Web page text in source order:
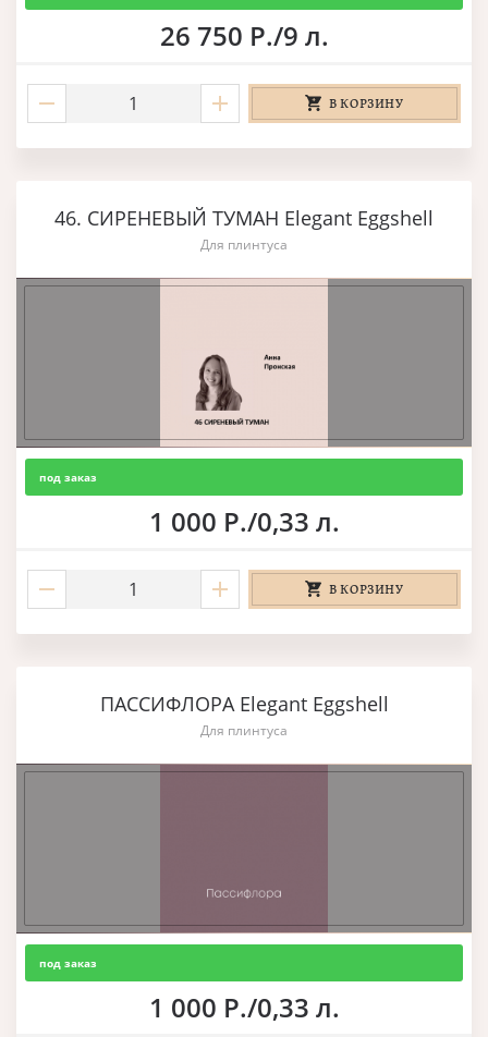
26 750 Р./9 л.
В КОРЗИНУ
46. СИРЕНЕВЫЙ ТУМАН Elegant Eggshell
Для плинтуса
под заказ
1 000 Р./0,33 л.
В КОРЗИНУ
ПАССИФЛОРА Elegant Eggshell
Для плинтуса
под заказ
1 000 Р./0,33 л.